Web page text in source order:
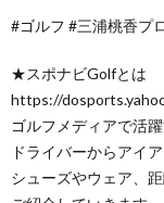
#ゴルフ #三浦桃香プ
★スポナビGolfとは
https://
ゴルフメディアで活
ドライバーからアイ
シューズやウェア、